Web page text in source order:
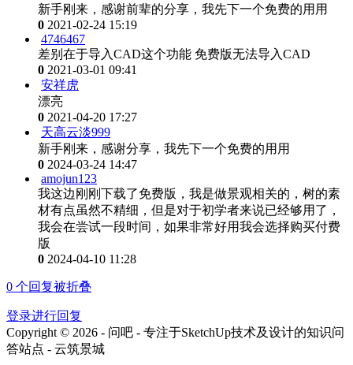
新手刚来，感谢前辈的分享，我先下一个免费的用用
0 2021-02-24 15:19
4746467
差别在于导入CAD这个功能 免费版无法导入CAD
0 2021-03-01 09:41
安祥虎
漂亮
0 2021-04-20 17:27
天高云淡999
新手刚来，感谢分享，我先下一个免费的用用
0 2024-03-24 14:47
amojun123
我这边刚刚下载了免费版，我是做景观相关的，树的素
材有点虽然不精细，但是对于初学者来说已经够用了，
我会在尝试一段时间，如果非常好用我会选择购买付费
版
0 2024-04-10 11:28
0 个回复被折叠
登录进行回复
Copyright © 2026 - 问吧 - 专注于SketchUp技术及设计的知识问
答站点 - 云筑景城